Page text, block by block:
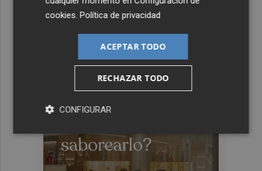
cookies.Política de privacidad
ACEPTAR TODO
RECHAZAR TODO
CONFIGURAR